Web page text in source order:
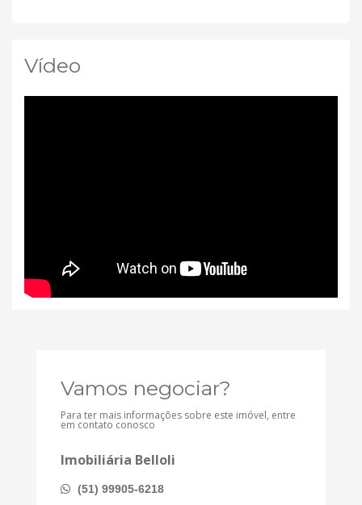
Vídeo
Vamos negociar?
Para ter mais informações sobre este imóvel, entre
em contato conosco
Imobiliária Belloli
(51) 99905-6218